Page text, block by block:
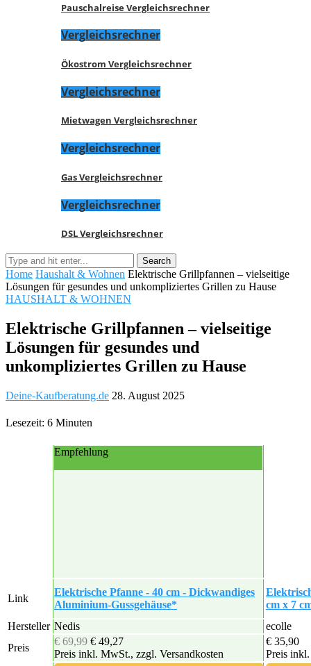
Pauschalreise Vergleichsrechner
Vergleichsrechner
Ökostrom Vergleichsrechner
Vergleichsrechner
Mietwagen Vergleichsrechner
Vergleichsrechner
Gas Vergleichsrechner
Vergleichsrechner
DSL Vergleichsrechner
Home Haushalt & Wohnen Elektrische Grillpfannen – vielseitige
Lösungen für gesundes und unkompliziertes Grillen zu Hause
HAUSHALT & WOHNEN
Elektrische Grillpfannen – vielseitige
Lösungen für gesundes und
unkompliziertes Grillen zu Hause
Deine-Kaufberatung.de 28. August 2025
Lesezeit: 6 Minuten
Empfehlung
Link
Elektrische Pfanne - 40 cm - Dickwandiges
Aluminium-Gussgehäuse*
cm x 7
Hersteller Nedis
ecolle
Preis
€ 69,99 € 49,27
Preis inkl. MwSt., zzgl. Versandkosten
€ 35,90
Preis